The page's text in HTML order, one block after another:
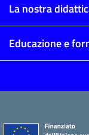
La nostra
Educazione e